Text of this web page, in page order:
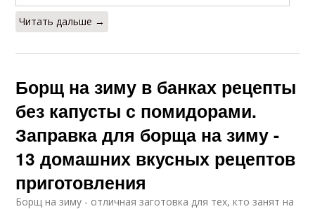
Читать дальше →
Борщ на зиму в банках рецепты
без капусты с помидорами.
Заправка для борща на зиму -
13 домашних вкусных рецептов
приготовления
Борщ на зиму - отличная заготовка для тех, кто занят на